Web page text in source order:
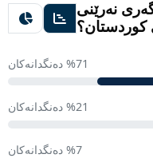
نەرێنی
کوردستان؟
%71 دەنگدانەکان
%21 دەنگدانەکان
%7 دەنگدانەکان